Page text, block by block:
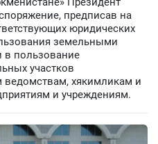
предписав на
юридических
земельными
в пользование
участков
ведомствам, хякимликам и
и учреждениям.